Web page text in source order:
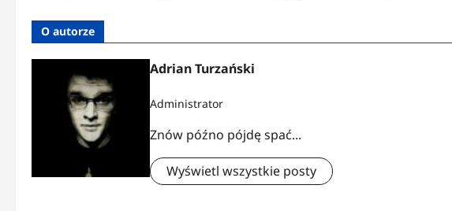
O autorze
Adrian Turzański
Administrator
Znów późno pójdę spać...
Wyświetl wszystkie posty